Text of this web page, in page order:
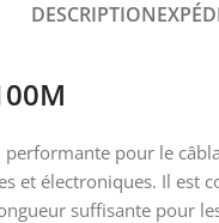
DESCRIPTION
pour le
et électroniques. Il
suffisante pour